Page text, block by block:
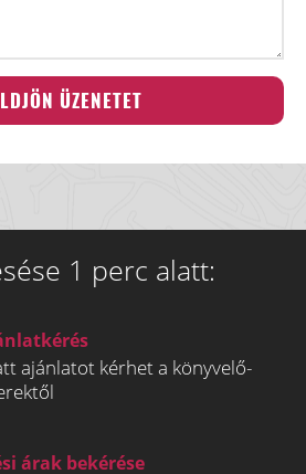
1 perc alatt:
ajánlatot kérhet a könyvelő-
árak bekérése